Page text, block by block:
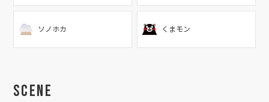
ソノホカ くまモン
Scene